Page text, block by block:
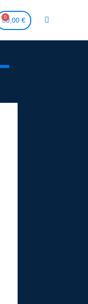
0,00 €